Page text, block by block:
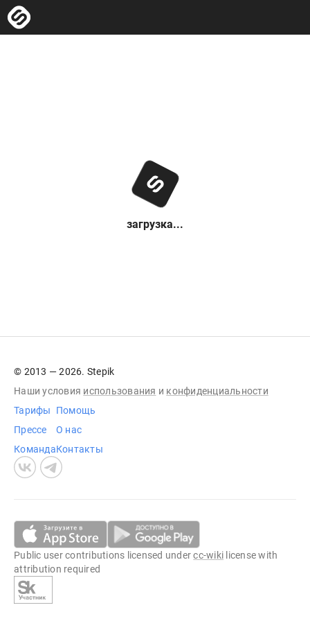
загрузка...
© 2013 — 2026. Stepik
Наши условия использования и конфиденциальности
Тарифы
Прессе
Команда
Помощь
О нас
Контакты
Public user contributions licensed undercc-wiki license with
attribution required